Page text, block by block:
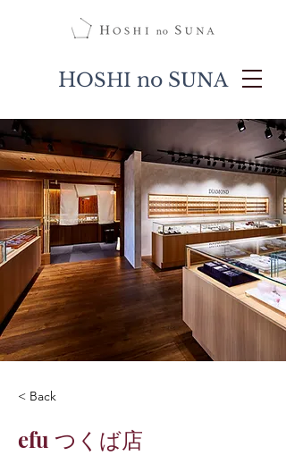
HOSHI no SUNA
< Back
efu つくば店